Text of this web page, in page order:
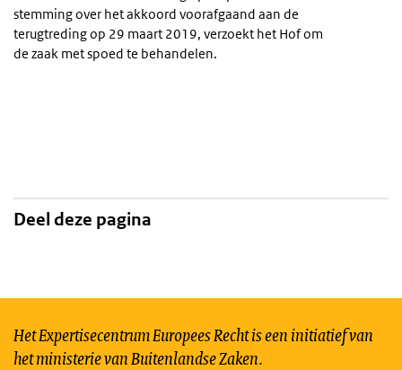
stemming over het akkoord voorafgaand aan de
terugtreding op 29 maart 2019, verzoekt het Hof om
de zaak met spoed te behandelen.
Deel deze pagina
Het Expertisecentrum Europees Recht is een initiatief van
het ministerie van Buitenlandse Zaken.